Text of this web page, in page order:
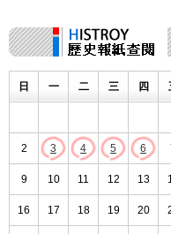
日 一 二 三 四
2 3 4 5 6
9 10 11 12 13
16 17 18 19 20